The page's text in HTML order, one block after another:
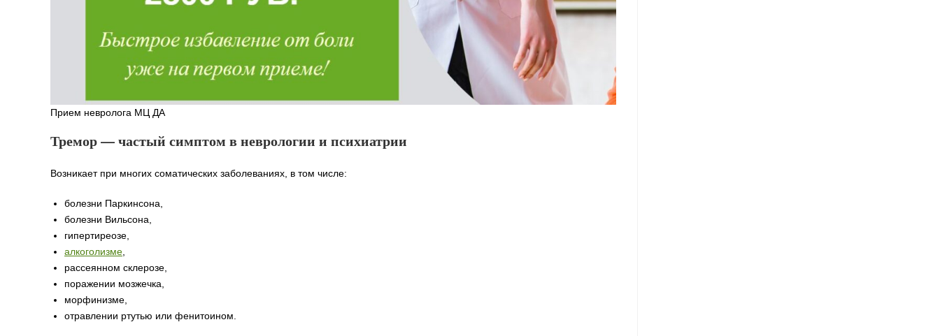
Прием невролога МЦ ДА
Тремор — частый симптом в неврологии и психиатрии
Возникает при многих соматических заболеваниях, в том числе:
болезни Паркинсона,
болезни Вильсона,
гипертиреозе,
алкоголизме
рассеянном склерозе,
поражении мозжечка,
морфинизме,
отравлении ртутью или фенитоином.